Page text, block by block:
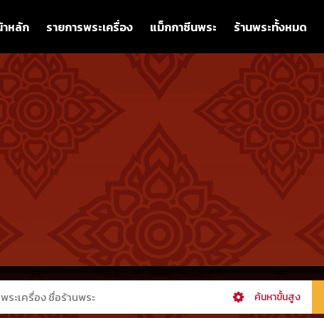
หลัก รายการพระเครื่อง แม็กกาซีนพระ ร้านพระทั้งหมด
ค้นหาขั้นสูง